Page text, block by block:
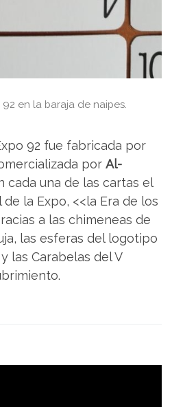
en la baraja de naipes.
92 fue fabricada por
por Al-
cada una de las cartas el
la Expo, <<la Era de los
a las chimeneas de
las esferas del logotipo
las Carabelas del V